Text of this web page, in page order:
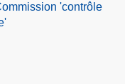
'contrôle